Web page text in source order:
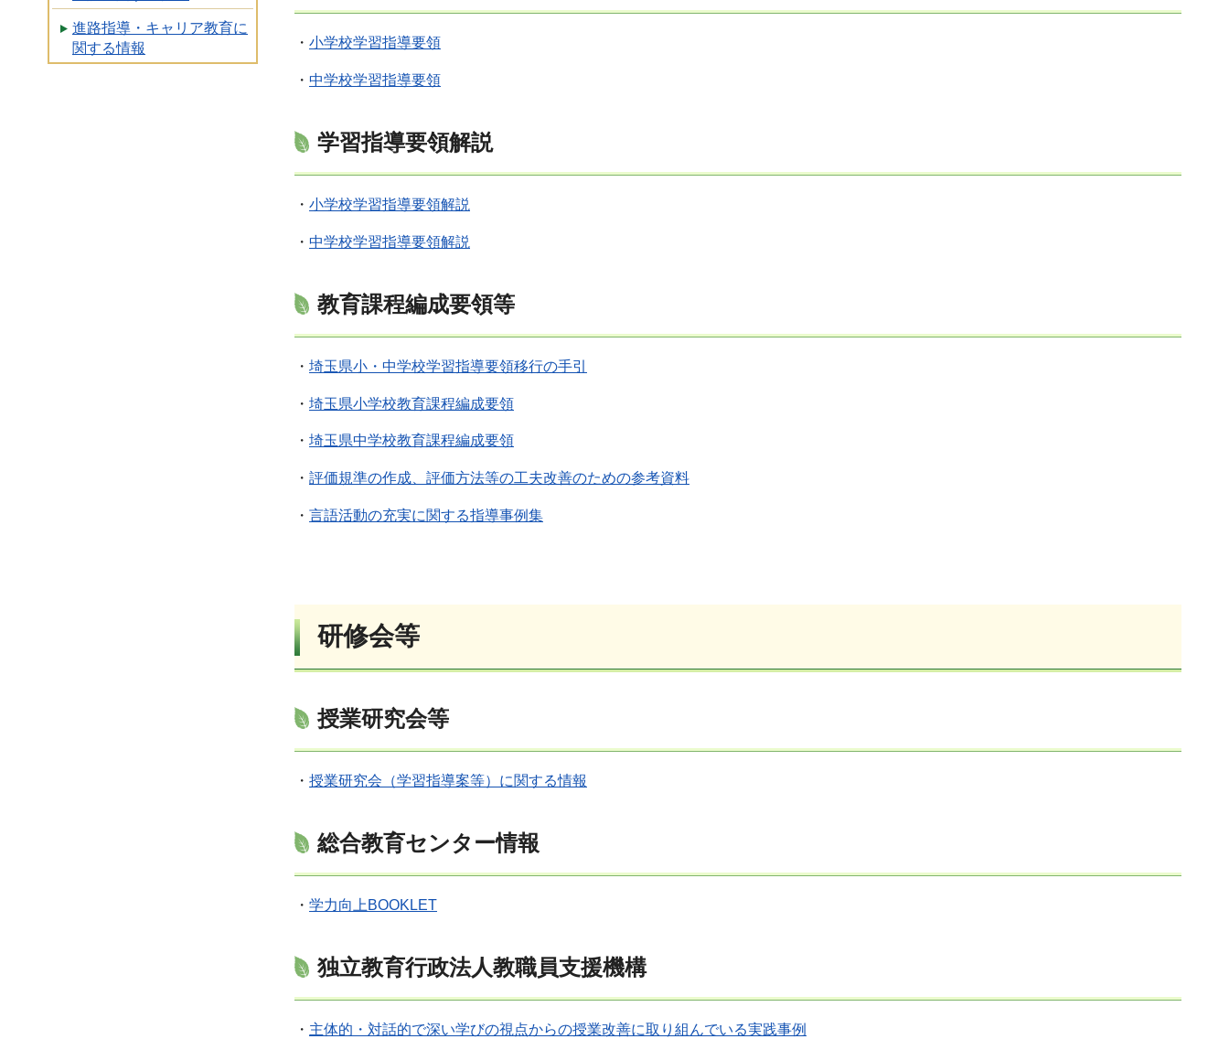
進路指導・キャリア教育に
関する情報
・ 小学校学習指導要領
・ 中学校学習指導要領
学習指導要領解説
・ 小学校学習指導要領解説
・ 中学校学習指導要領解説
教育課程編成要領等
・ 埼玉県小・中学校学習指導要領移行の手引
・ 埼玉県小学校教育課程編成要領
・ 埼玉県中学校教育課程編成要領
・ 評価規準の作成、評価方法等の工夫改善のための参考資料
・ 言語活動の充実に関する指導事例集
研修会等
授業研究会等
・ 授業研究会（学習指導案等）に関する情報
総合教育センター情報
・ 学力向上BOOKLET
独立教育行政法人教職員支援機構
・ 主体的・対話的で深い学びの視点からの授業改善に取り組んでいる実践事例